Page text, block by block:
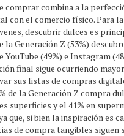
comprar combina a la
con el comercio físico. Para
descubrir dulces es
la Generación Z (53%)
YouTube (49%) e Instagram
final sigue ocurriendo
sus listas de compras
de la Generación Z compra
superficies y el 41% en
que, si bien la inspiración es
de compra tangibles siguen